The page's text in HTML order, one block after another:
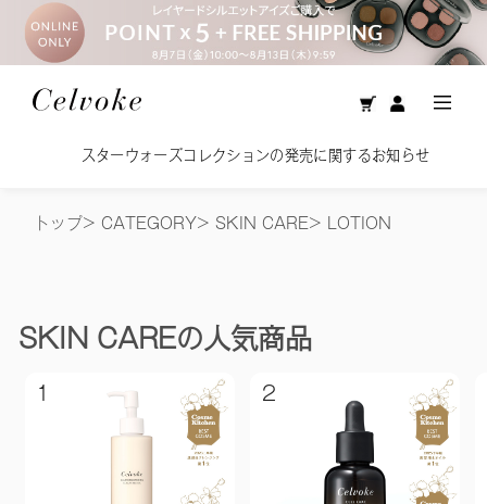
スターウォーズコレクションの発売に関するお知らせ
トップ> CATEGORY>SKIN CARE> LOTION
SKIN CAREの人気商品
1 2